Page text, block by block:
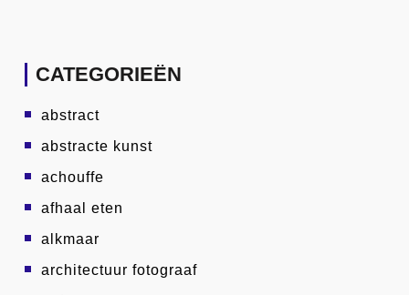
CATEGORIEËN
abstract
abstracte kunst
achouffe
afhaal eten
alkmaar
architectuur fotograaf